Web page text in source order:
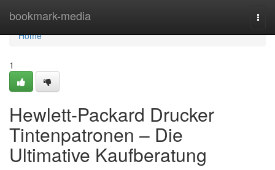
bookmark-media
Home
Home
1
Hewlett-Packard Drucker
Tintenpatronen – Die
Ultimative Kaufberatung